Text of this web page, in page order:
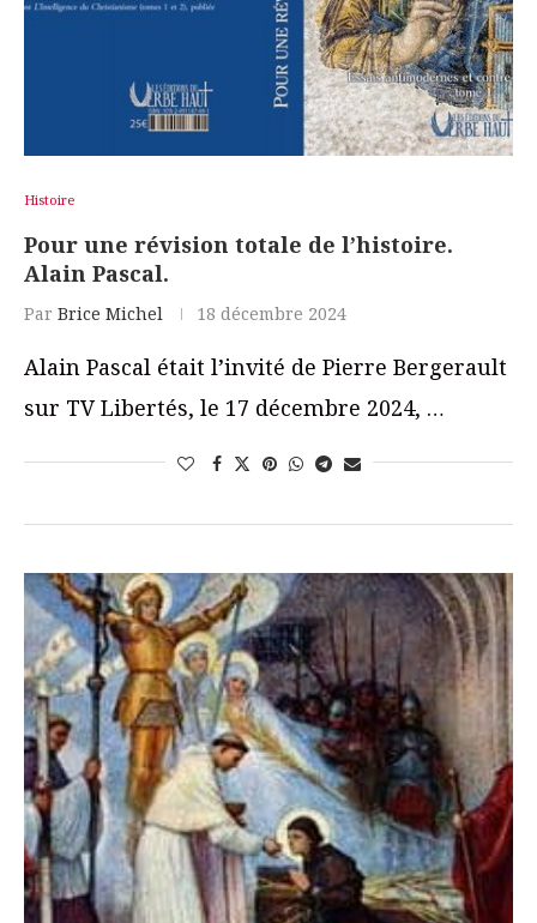
Histoire
Pour une révision totale de l’histoire.
Alain Pascal.
Par Brice Michel 18 décembre 2024
Alain Pascal était l’invité de Pierre Bergerault
sur TV Libertés, le 17 décembre 2024, …